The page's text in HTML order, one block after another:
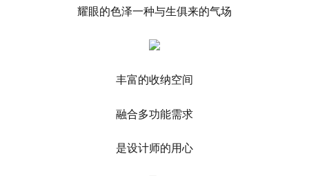
耀眼的色泽一种与生俱来的气场
丰富的收纳空间
融合多功能需求
是设计师的用心